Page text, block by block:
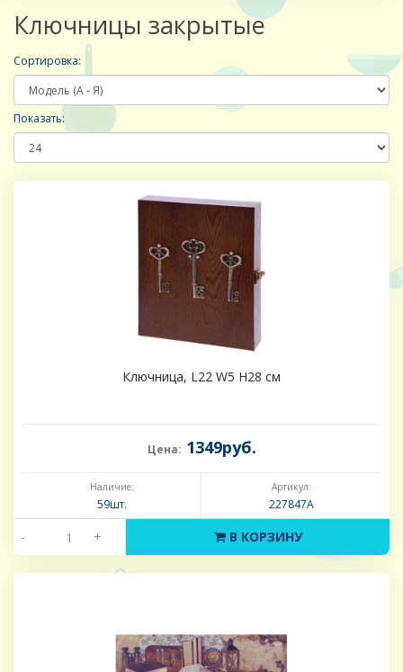
Ключницы закрытые
Сортировка:
Показать:
Ключница, L22 W5 H28 см
Цена: 1349руб.
Наличие:
59шт.
Артикул:
227847А
- + В КОРЗИНУ